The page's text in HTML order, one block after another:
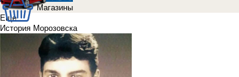
Магазины
Еще
История Морозовска